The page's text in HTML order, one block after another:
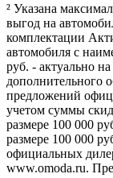
² Указана
выгод на
комплектации
автомобиля с
руб. - актуально на
дополнительного
предложений
учетом суммы
размере 100 000
размере 100 000
официальных
www.omoda.ru.